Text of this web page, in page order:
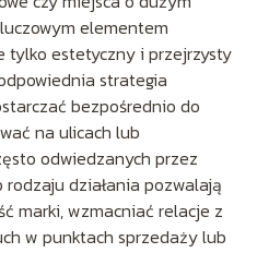
elementem
tylko estetyczny i przejrzysty
strategia
bezpośrednio do
na ulicach lub
odwiedzanych przez
działania pozwalają
marki, wzmacniać relacje z
w punktach sprzedaży lub